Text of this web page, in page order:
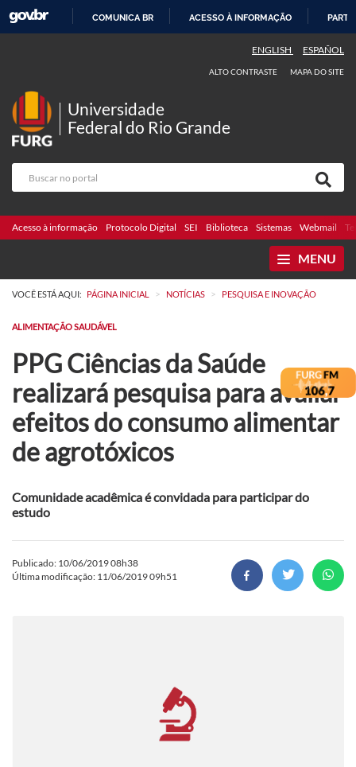
COMUNICA BR ACESSO À INFORMAÇÃO
ENGLISH ESPAÑOL
ALTO CONTRASTE MAPA DO SITE
Universidade
Federal do Rio Grande
Acesso à informação Protocolo Digital SEI Biblioteca Sistemas Webmail
MENU
VOCÊ ESTÁ AQUI: PÁGINA INICIAL > NOTÍCIAS > PESQUISA E INOVAÇÃO
ALIMENTAÇÃO SAUDÁVEL
PPG Ciências da Saúde
realizará pesquisa para avaliar
efeitos do consumo alimentar
de agrotóxicos
Comunidade acadêmica é convidada para participar do
estudo
Publicado: 10/06/2019 08h38
Última modificação: 11/06/2019 09h51